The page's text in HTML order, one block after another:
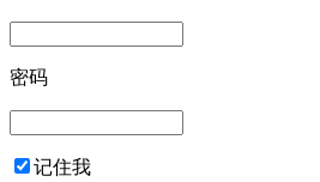
密码
记住我